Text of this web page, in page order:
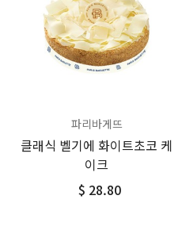
파리바게뜨
클래식 벨기에 화이트초코 케
이크
$ 28.80